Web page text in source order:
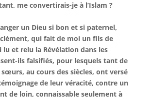
me convertirais-je à l’Islam ?
un Dieu si bon et si paternel,
qui fait de moi un fils de
lu et relu la Révélation dans les
ils falsifiés, pour lesquels tant de
au cours des siècles, ont versé
de leur véracité, contre un
de loin, connaissable seulement à